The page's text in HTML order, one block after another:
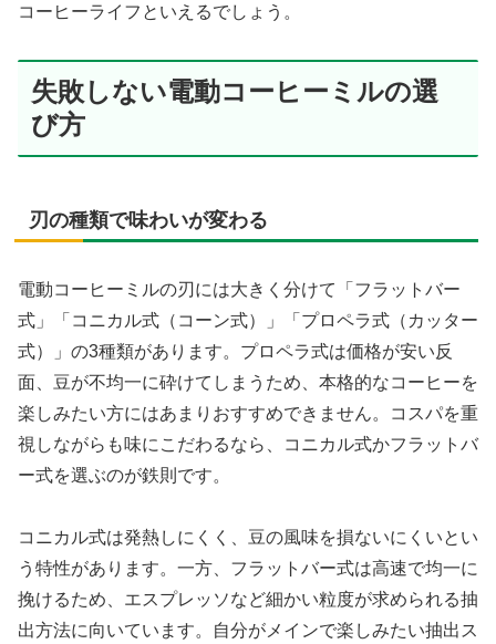
コーヒーライフといえるでしょう。
失敗しない電動コーヒーミルの選
び方
刃の種類で味わいが変わる
電動コーヒーミルの刃には大きく分けて「フラットバー
式」「コニカル式（コーン式）」「プロペラ式（カッター
式）」の3種類があります。プロペラ式は価格が安い反
面、豆が不均一に砕けてしまうため、本格的なコーヒーを
楽しみたい方にはあまりおすすめできません。コスパを重
視しながらも味にこだわるなら、コニカル式かフラットバ
ー式を選ぶのが鉄則です。
コニカル式は発熱しにくく、豆の風味を損ないにくいとい
う特性があります。一方、フラットバー式は高速で均一に
挽けるため、エスプレッソなど細かい粒度が求められる抽
出方法に向いています。自分がメインで楽しみたい抽出ス